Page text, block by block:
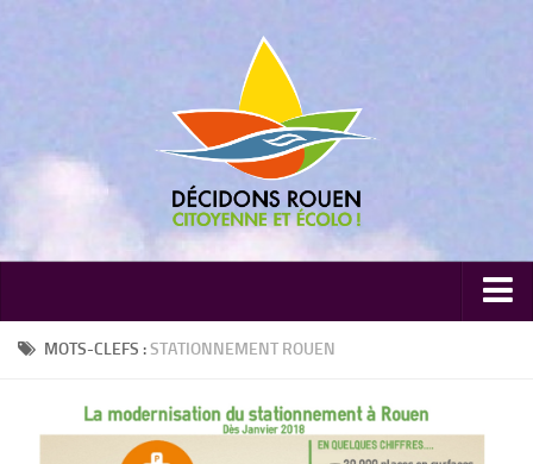
Communiqués de presse
Dans la presse
MOTS-CLEFS :STATIONNEMENT ROUEN